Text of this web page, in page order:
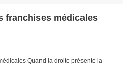
franchises médicales
Quand la droite présente la